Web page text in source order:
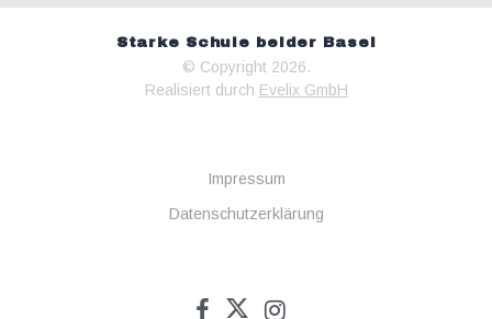
Starke Schule beider Basel
© Copyright 2026.
Realisiert durch Evelix GmbH
Impressum
Datenschutzerklärung